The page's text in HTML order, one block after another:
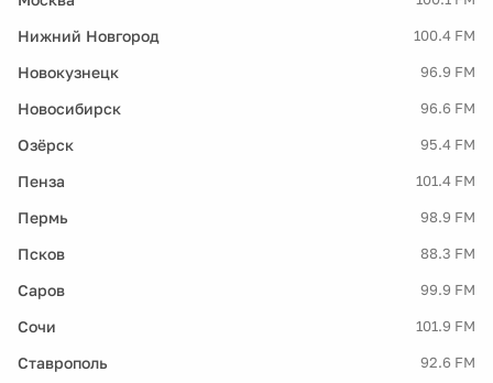
Нижний Новгород 100.4 FM
Новокузнецк 96.9 FM
Новосибирск 96.6 FM
Озёрск 95.4 FM
Пенза 101.4 FM
Пермь 98.9 FM
Псков 88.3 FM
Саров 99.9 FM
Сочи 101.9 FM
Ставрополь 92.6 FM